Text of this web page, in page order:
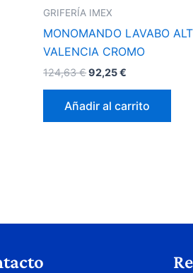
GRIFERÍA IMEX
MONOMANDO LAVABO
VALENCIA CROMO
124,63€92,25€
Añadir al carrito